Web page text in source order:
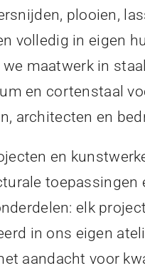
plooien,
volledig in eigen
maatwerk in
en cortenstaal
architecten en
en
toepassingen
elk
in ons eigen
aandacht voor